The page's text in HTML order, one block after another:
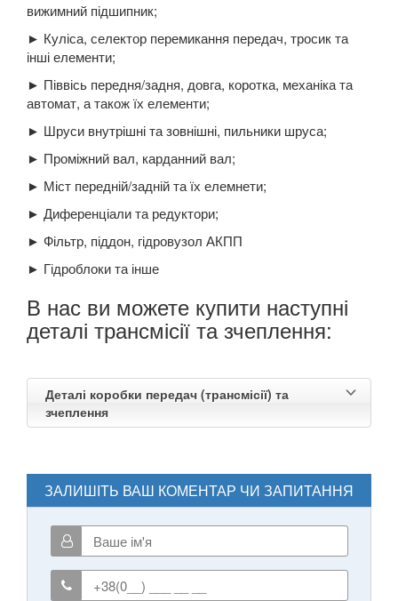
вижимний підшипник;
► Куліса, селектор перемикання передач, тросик та
інші елементи;
► Піввісь передня/задня, довга, коротка, механіка та
автомат, а також їх елементи;
► Шруси внутрішні та зовнішні, пильники шруса;
► Проміжний вал, карданний вал;
► Міст передній/задній та їх елемнети;
► Диференціали та редуктори;
► Фільтр, піддон, гідровузол АКПП
► Гідроблоки та інше
В нас ви можете купити наступні
деталі трансмісії та зчеплення:
Деталі коробки передач (трансмісії) та
зчеплення
ЗАЛИШІТЬ ВАШ КОМЕНТАР ЧИ ЗАПИТАННЯ